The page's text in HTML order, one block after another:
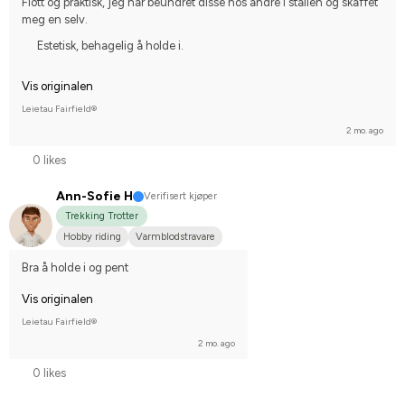
meg en selv.
Estetisk, behagelig å holde i.
Vis originalen
Leietau Fairfield®
2 mo. ago
0 likes
Ann-Sofie H
Verifisert kjøper
Trekking Trotter
Hobby riding
Varmblodstravare
Bra å holde i og pent
Vis originalen
Leietau Fairfield®
2 mo. ago
0 likes